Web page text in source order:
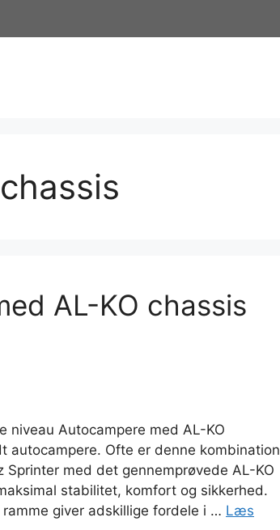
AL-KO chassis
niveau Autocampere med AL-KO
Ofte er denne kombination
med det gennemprøvede AL-KO
stabilitet, komfort og sikkerhed.
giver adskillige fordele i … Læs